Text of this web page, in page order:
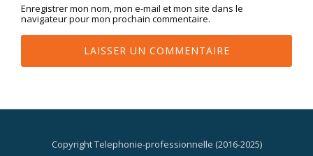
Enregistrer mon nom, mon e-mail et mon site dans le
navigateur pour mon prochain commentaire.
Copyright Telephonie-professionnelle (2016-2025)